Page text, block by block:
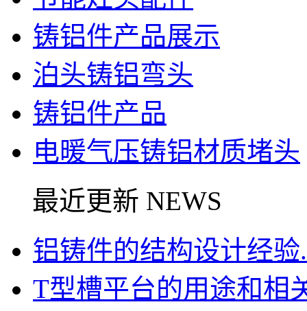
铸铝件产品展示
泊头铸铝弯头
铸铝件产品
电暖气压铸铝材质堵头
最近更新 NEWS
铝铸件的结构设计经验
T型槽平台的用途和相